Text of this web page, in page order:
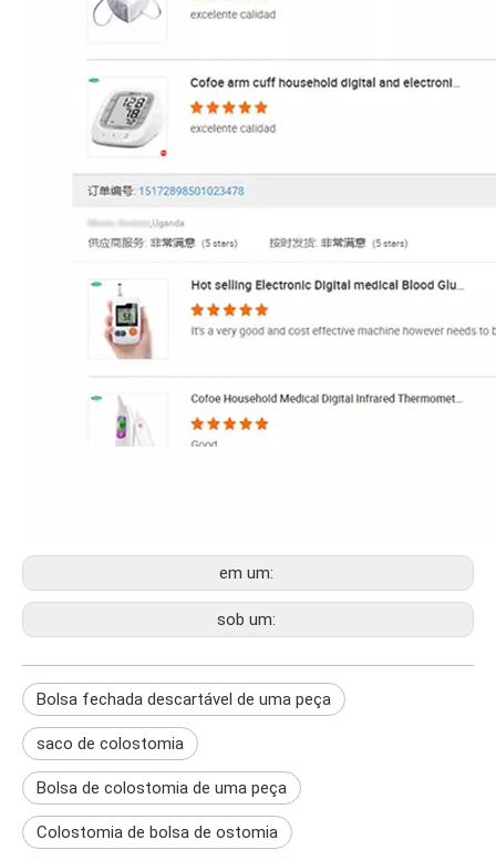
em um:
sob um:
Bolsa fechada descartável de uma peça
saco de colostomia
Bolsa de colostomia de uma peça
Colostomia de bolsa de ostomia